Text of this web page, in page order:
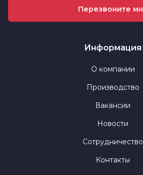
Перезвоните
Информация
О компании
Производство
Вакансии
Новости
Сотрудничество
Контакты